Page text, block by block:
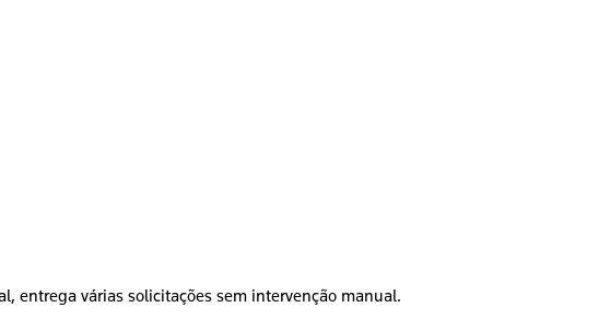
entrega várias solicitações sem intervenção manual.